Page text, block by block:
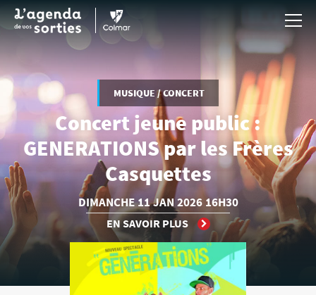
Aller au contenu principal
MUSIQUE / CONCERT
Concert jeune public :
GENERATIONS par les Frères
Casquettes
DIMANCHE11 JAN2026 16H30
EN SAVOIR PLUS